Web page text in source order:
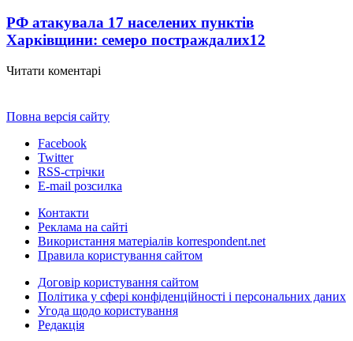
РФ атакувала 17 населених пунктів
Харківщини: семеро постраждалих12
Читати коментарі
Повна версія сайту
Facebook
Twitter
RSS-стрічки
E-mail розсилка
Контакти
Реклама на сайті
Використання матеріалів korrespondent.net
Правила користування сайтом
Договір користування сайтом
Політика у сфері конфіденційності і персональних даних
Угода щодо користування
Редакція